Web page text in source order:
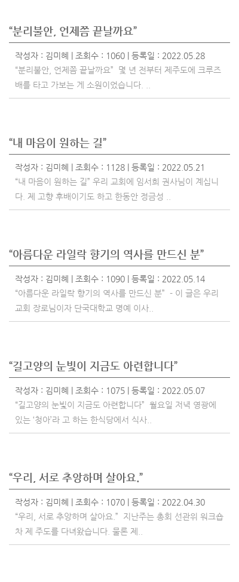
“분리불안, 언제쯤 끝날까요”
작성자 : 김미혜
| 조회수 : 1060 | 등록일 : 2022.05.28
“분리불안, 언제쯤 끝날까요” 몇 년 전부터 제주도에 크루즈
배를 타고 가보는 게 소원이었습니다. ..
“내 마음이 원하는 길”
작성자 : 김미혜
| 조회수 : 1128 | 등록일 : 2022.05.21
“내 마음이 원하는 길” 우리 교회에 임서희 권사님이 계십니
다. 제 고향 후배이기도 하고 한동안 정금성 ..
“아름다운 라일락 향기의 역사를 만드신 분”
작성자 : 김미혜
| 조회수 : 1090 | 등록일 : 2022.05.14
“아름다운 라일락 향기의 역사를 만드신 분” - 이 글은 우리
교회 장로님이자 단국대학교 명예 이사..
“길고양의 눈빛이 지금도 아련합니다”
작성자 : 김미혜
| 조회수 : 1075 | 등록일 : 2022.05.07
“길고양의 눈빛이 지금도 아련합니다” 월요일 저녁 영광에
있는 ‘청아’라 고 하는 한식당에서 식사..
“우리, 서로 추앙하며 살아요.”
작성자 : 김미혜
| 조회수 : 1070 | 등록일 : 2022.04.30
“우리, 서로 추앙하며 살아요.” 지난주는 총회 선관위 워크숍
차 제 주도를 다녀왔습니다. 물론 제..